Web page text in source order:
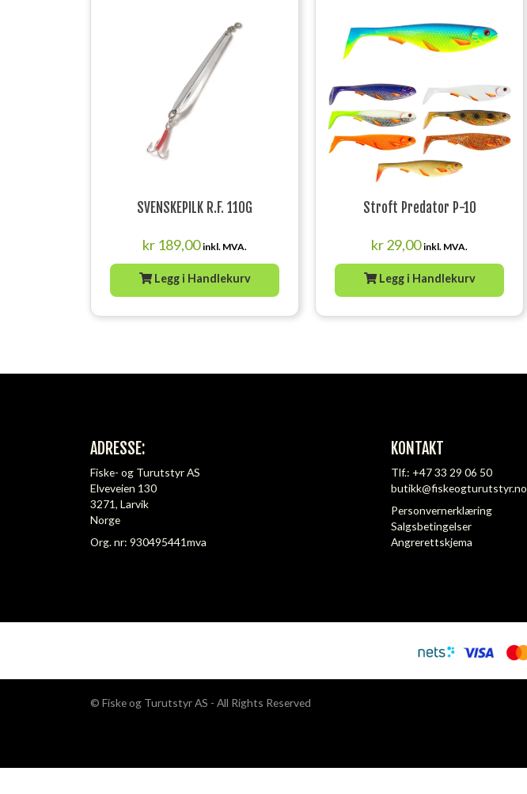
SVENSKEPILK R.F. 110G
kr 189,00 inkl. MVA.
Legg i Handlekurv
Stroft Predator P-10
kr29,00 inkl. MVA.
Legg i Handlekurv
ADRESSE:
Fiske- og Turutstyr AS
Elveveien 130
3271, Larvik
Norge
Org. nr: 930495441mva
KONTAKT
Tlf.: +47 33 29 06 50
butikk@fiskeogturutstyr.no
Personvernerklæring
Salgsbetingelser
Angrerettskjema
© Fiske og Turutstyr AS - All Rights Reserved